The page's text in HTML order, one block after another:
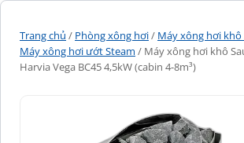
Trang chủ / Phòng xông hơi/ Máy xông hơi khô
Máy xông hơi ướt Steam / Máy xông hơi khô
Harvia Vega BC45 4,5kW (cabin 4-8m³)